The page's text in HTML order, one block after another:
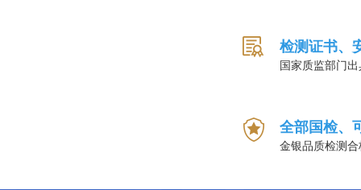
检测证书、
国家质监部门
全部国检、
金银品质检测